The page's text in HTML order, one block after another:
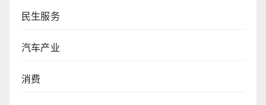
民生服务
汽车产业
消费